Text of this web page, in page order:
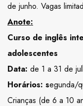
de junho. Vagas
Anote:
Curso de inglês
adolescentes
Data: de 1 a 31 de
Horários: segunda/
Crianças (de 6 a 10